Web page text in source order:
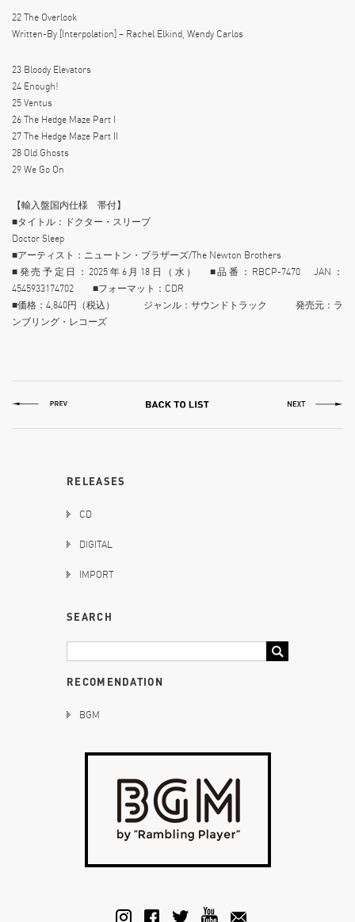
22 The Overlook
Written-By [Interpolation] – Rachel Elkind, Wendy Carlos
23 Bloody Elevators
24 Enough!
25 Ventus
26 The Hedge Maze Part I
27 The Hedge Maze Part II
28 Old Ghosts
29 We Go On
【輸入盤国内仕様 帯付】
■タイトル：ドクター・スリープ
Doctor Sleep
■アーティスト：ニュートン・ブラザーズ/The Newton Brothers
■発売予定日：2025年6月18日（水） ■品番：RBCP-7470 JAN：
4545933174702 ■フォーマット：CDR
■価格：4,840円（税込） ジャンル：サウンドトラック 発売元：ラ
ンブリング・レコーズ
RELEASES
CD
DIGITAL
IMPORT
SEARCH
RECOMENDATION
BGM